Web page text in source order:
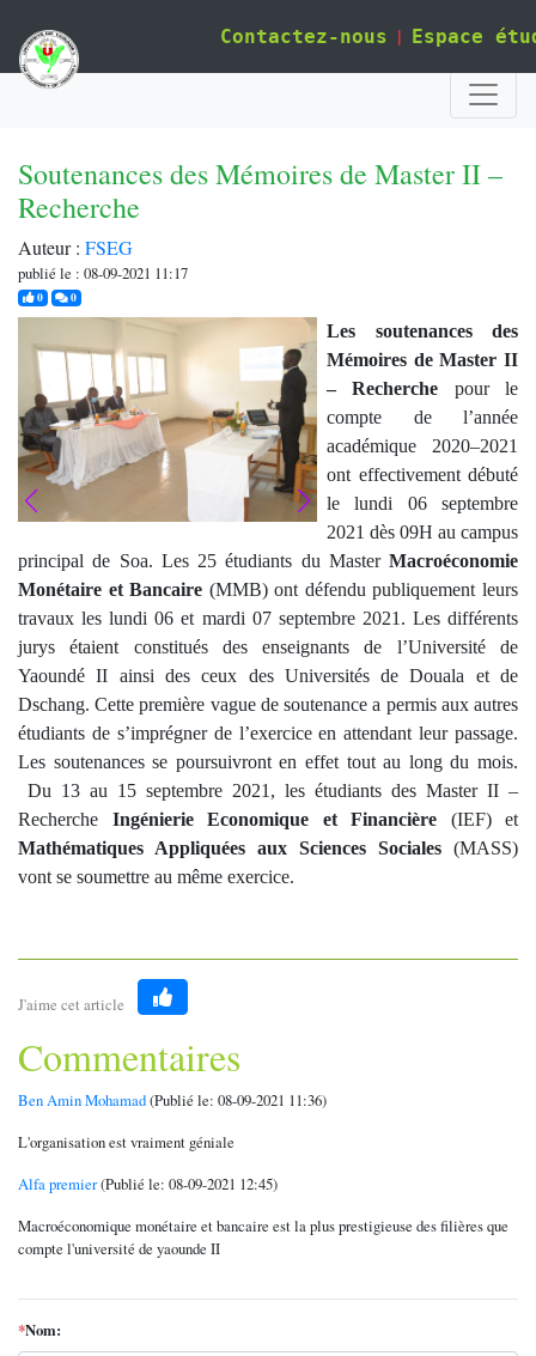
Contactez-nous | Espace
Soutenances des Mémoires de Master II –
Recherche
Auteur : FSEG
publié le : 08-09-2021 11:17
0j'aime0commentaires
Les soutenances des
Mémoires de Master II
– Recherche pour le
compte de l’année
académique 2020–2021
ont effectivement débuté
le lundi 06 septembre
2021 dès 09H au campus
principal de Soa. Les 25 étudiants du Master Macroéconomie
Monétaire et Bancaire (MMB) ont défendu publiquement leurs
travaux les lundi 06 et mardi 07 septembre 2021. Les différents
jurys étaient constitués des enseignants de l’Université de
Yaoundé II ainsi des ceux des Universités de Douala et de
Dschang. Cette première vague de soutenance a permis aux autres
étudiants de s’imprégner de l’exercice en attendant leur passage.
Les soutenances se poursuivront en effet tout au long du mois.
Du 13 au 15 septembre 2021, les étudiants des Master II –
Recherche Ingénierie Economique et Financière (IEF) et
Mathématiques Appliquées aux Sciences Sociales (MASS)
vont se soumettre au même exercice.
J'aime cet article
Like
Commentaires
Ben Amin Mohamad(Publié le: 08-09-2021 11:36)
L'organisation est vraiment géniale
Alfa premier(Publié le: 08-09-2021 12:45)
Macroéconomique monétaire et bancaire est la plus prestigieuse des filières que
compte l'université de yaounde II
*Nom: